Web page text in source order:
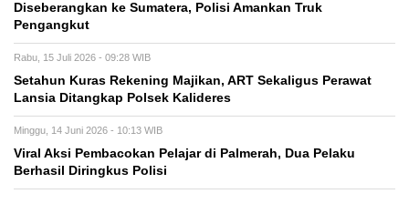
Diseberangkan ke Sumatera, Polisi Amankan Truk
Pengangkut
Rabu, 15 Juli 2026 - 09:28 WIB
Setahun Kuras Rekening Majikan, ART Sekaligus Perawat
Lansia Ditangkap Polsek Kalideres
Minggu, 14 Juni 2026 - 10:13 WIB
Viral Aksi Pembacokan Pelajar di Palmerah, Dua Pelaku
Berhasil Diringkus Polisi